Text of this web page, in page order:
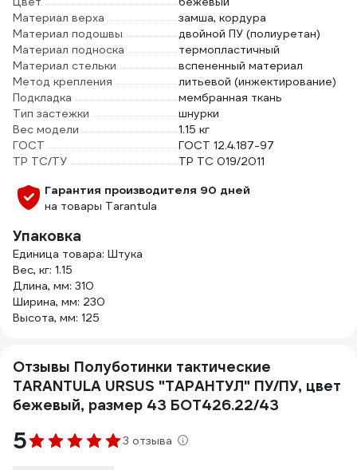
Материал верха
замша, кордура
Материал подошвы
двойной ПУ (полиуретан)
Материал подноска
термопластичный
Материал стельки
вспененный материал
Метод крепления
литьевой (инжектирование)
Подкладка
мембранная ткань
Тип застежки
шнурки
Вес модели
1.15 кг
ГОСТ
ГОСТ 12.4.187-97
ТР ТС/ТУ
ТР ТС 019/2011
Гарантия производителя 90 дней
на товары Tarantula
Упаковка
Единица товара: Штука
Вес, кг: 1.15
Длина, мм: 310
Ширина, мм: 230
Высота, мм: 125
Отзывы Полуботинки тактические
TARANTULA URSUS "ТАРАНТУЛ" ПУ/ПУ, цвет
бежевый, размер 43 БОТ426.22/43
5 3 отзыва